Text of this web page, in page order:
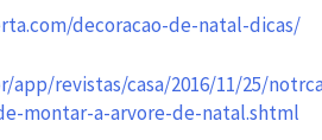
decoracao-de-natal-dicas/
revistas/casa/2016/11/25/
montar-a-arvore-de-natal.shtml